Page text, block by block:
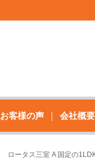
お客様の声 会社概要
ロータス三室 A 国定の